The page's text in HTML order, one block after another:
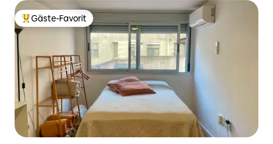
Beliebter Gäste-Favorit.
Gäste-Favorit